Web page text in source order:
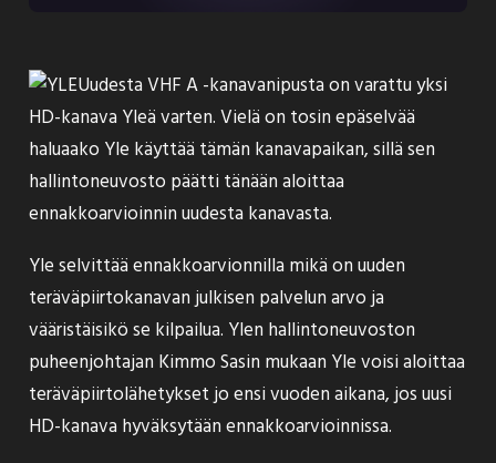
Uudesta VHF A -kanavanipusta on varattu yksi
HD-kanava Yleä varten. Vielä on tosin epäselvää
haluaako Yle käyttää tämän kanavapaikan, sillä sen
hallintoneuvosto päätti tänään aloittaa
ennakkoarvioinninuudesta kanavasta.
Yle selvittää ennakkoarvionnilla mikä on uuden
teräväpiirtokanavan julkisen palvelun arvo ja
vääristäisikö se kilpailua. Ylen hallintoneuvoston
puheenjohtajan Kimmo Sasin mukaan Yle voisi aloittaa
teräväpiirtolähetykset jo ensi vuoden aikana, jos uusi
HD-kanava hyväksytään ennakkoarvioinnissa.